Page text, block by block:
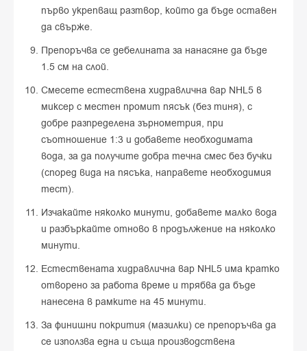
първо укрепващ разтвор, който да бъде оставен
да свърже.
Препоръчва се дебелината за нанасяне да бъде
1.5 см на слой.
Смесете естествена хидравлична вар NHL5 в
миксер с местен промит пясък (без тиня), с
добре разпределена зърнометрия, при
съотношение 1:3 и добавете необходимата
вода, за да получите добра течна смес без бучки
(според вида на пясъка, направете необходимия
тест).
Изчакайте няколко минути, добавете малко вода
и разбъркайте отново в продължение на няколко
минути.
Естествената хидравлична вар NHL5 има кратко
отворено за работа време и трябва да бъде
нанесена в рамките на 45 минути.
За финишни покрития (мазилки) се препоръчва да
се използва една и съща производствена